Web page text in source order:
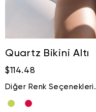
Quartz Bikini Altı
$114.48
Diğer Renk Seçenekleri.